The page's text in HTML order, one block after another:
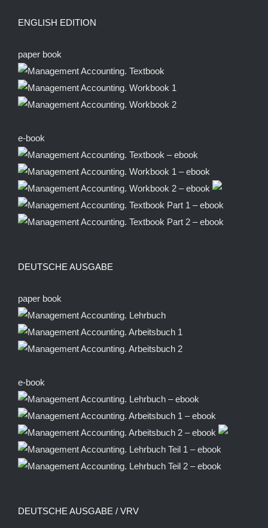
ENGLISH EDITION
paper book
e-book
DEUTSCHE AUSGABE
paper book
e-book
DEUTSCHE AUSGABE / VRV